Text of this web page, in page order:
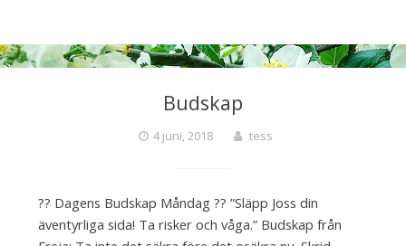
Budskap
4 juni, 2018 tess
?? Dagens Budskap Måndag ?? ”Släpp Joss din
äventyrliga sida! Ta risker och våga.” Budskap från